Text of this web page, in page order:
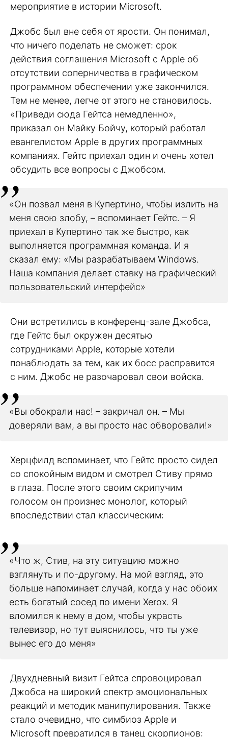
мероприятие в истории Microsoft.
Джобс был вне себя от ярости. Он понимал,
что ничего поделать не сможет: срок
действия соглашения Microsoft с Apple об
отсутствии соперничества в графическом
программном обеспечении уже закончился.
Тем не менее, легче от этого не становилось.
«Приведи сюда Гейтса немедленно»,
приказал он Майку Бойчу, который работал
евангелистом Apple в других программных
компаниях. Гейтс приехал один и очень хотел
обсудить все вопросы с Джобсом.
«Он позвал меня в Купертино, чтобы излить на
меня свою злобу, – вспоминает Гейтс. – Я
приехал в Купертино так же быстро, как
выполняется программная команда. И я
сказал ему: «Мы разрабатываем Windows.
Наша компания делает ставку на графический
пользовательский интерфейс»
Они встретились в конференц-зале Джобса,
где Гейтс был окружен десятью
сотрудниками Apple, которые хотели
понаблюдать за тем, как их босс расправится
с ним. Джобс не разочаровал свои войска.
«Вы обокрали нас! – закричал он. – Мы
доверяли вам, а вы просто нас обворовали!»
Херцфилд вспоминает, что Гейтс просто сидел
со спокойным видом и смотрел Стиву прямо
в глаза. После этого своим скрипучим
голосом он произнес монолог, который
впоследствии стал классическим:
«Что ж, Стив, на эту ситуацию можно
взглянуть и по-другому. На мой взгляд, это
больше напоминает случай, когда у нас обоих
есть богатый сосед по имени Xerox. Я
вломился к нему в дом, чтобы украсть
телевизор, но тут выяснилось, что ты уже
вынес его до меня»
Двухдневный визит Гейтса спровоцировал
Джобса на широкий спектр эмоциональных
реакций и методик манипулирования. Также
стало очевидно, что симбиоз Apple и
Microsoft превратился в танец скорпионов: